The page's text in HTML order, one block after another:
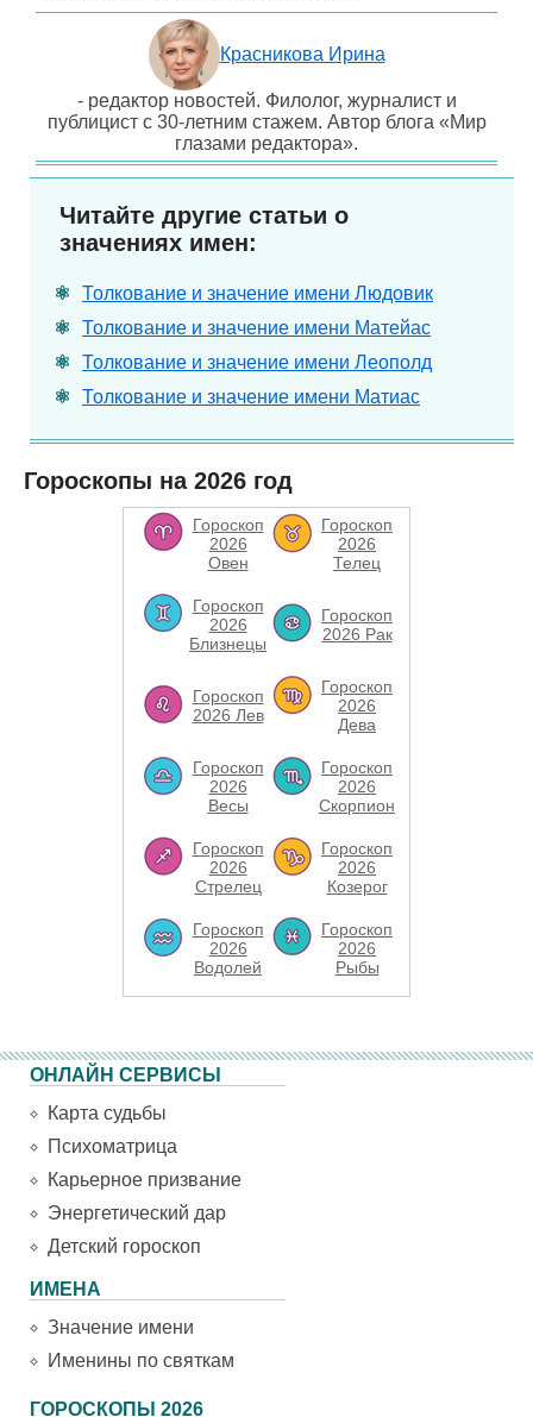
Красникова Ирина
- редактор новостей. Филолог, журналист и
публицист с 30-летним стажем. Автор блога «Мир
глазами редактора».
Читайте другие статьи о
значениях имен:
Толкование и значение имени Людовик
Толкование и значение имени Матейас
Толкование и значение имени Леополд
Толкование и значение имени Матиас
Гороскопы на 2026 год
Гороскоп
2026
Овен
Гороскоп
2026
Телец
Гороскоп
2026
Близнецы
Гороскоп
2026 Рак
Гороскоп
2026 Лев
Гороскоп
2026
Дева
Гороскоп
2026
Весы
Гороскоп
2026
Скорпион
Гороскоп
2026
Стрелец
Гороскоп
2026
Козерог
Гороскоп
2026
Водолей
Гороскоп
2026
Рыбы
ОНЛАЙН СЕРВИСЫ
Карта судьбы
Психоматрица
Карьерное призвание
Энергетический дар
Детский гороскоп
ИМЕНА
Значение имени
Именины по святкам
ГОРОСКОПЫ 2026